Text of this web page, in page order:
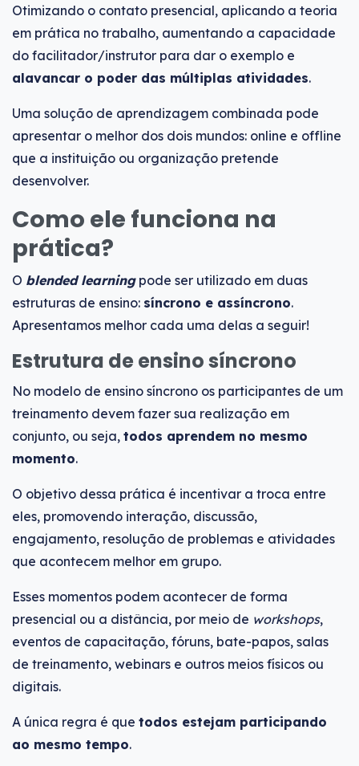
Otimizando o contato presencial, aplicando a teoria
em prática no trabalho, aumentando a capacidade
do facilitador/instrutor para dar o exemplo e
alavancar o poder das múltiplas atividades.
Uma solução de aprendizagem combinada pode
apresentar o melhor dos dois mundos: online e offline
que a instituição ou organização pretende
desenvolver.
Como ele funciona na
prática?
O blended learningpode ser utilizado em duas
estruturas de ensino: síncrono e assíncrono.
Apresentamos melhor cada uma delas a seguir!
Estrutura de ensino síncrono
No modelo de ensino síncrono os participantes de um
treinamento devem fazer sua realização em
conjunto, ou seja, todos aprendem no mesmo
momento.
O objetivo dessa prática é incentivar a troca entre
eles, promovendo interação, discussão,
engajamento, resolução de problemas e atividades
que acontecem melhor em grupo.
Esses momentos podem acontecer de forma
presencial ou a distância, por meio de workshops,
eventos de capacitação, fóruns, bate-papos, salas
de treinamento, webinars e outros meios físicos ou
digitais.
A única regra é que todos estejam participando
ao mesmo tempo.